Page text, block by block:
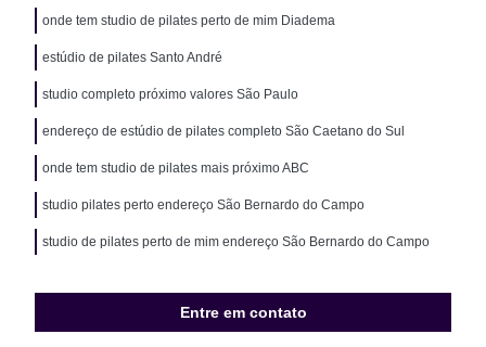
onde tem studio de pilates perto de mim Diadema
estúdio de pilates Santo André
studio completo próximo valores São Paulo
endereço de estúdio de pilates completo São Caetano do Sul
onde tem studio de pilates mais próximo ABC
studio pilates perto endereço São Bernardo do Campo
studio de pilates perto de mim endereço São Bernardo do Campo
Entre em contato